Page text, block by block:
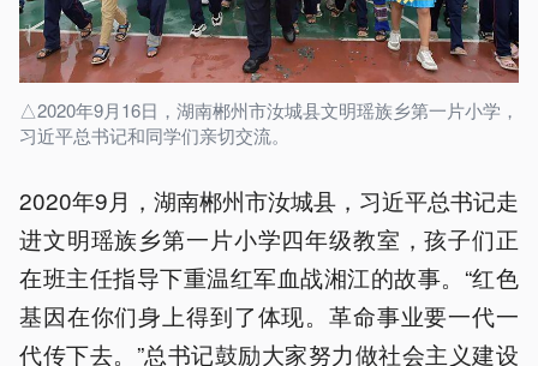
△2020年9月16日，湖南郴州市汝城县文明瑶族乡第一片小学，
习近平总书记和同学们亲切交流。
2020年9月，湖南郴州市汝城县，习近平总书记走
进文明瑶族乡第一片小学四年级教室，孩子们正
在班主任指导下重温红军血战湘江的故事。“红色
基因在你们身上得到了体现。革命事业要一代一
代传下去。”总书记鼓励大家努力做社会主义建设